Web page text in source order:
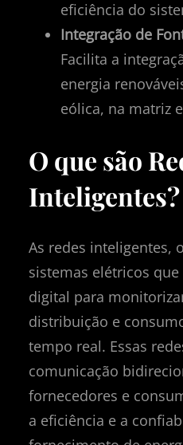
eficiência do
Integração de
Facilita a
energia
eólica, na matriz
O que são
Inteligentes?
As redes inteligentes,
sistemas elétricos
digital para
distribuição e
tempo real. Essas
comunicação
fornecedores e
a eficiência e a